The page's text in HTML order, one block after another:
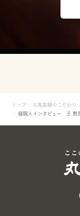
トップ 丸亀製麺のこだわり
麺職人インタビュー 王 艶